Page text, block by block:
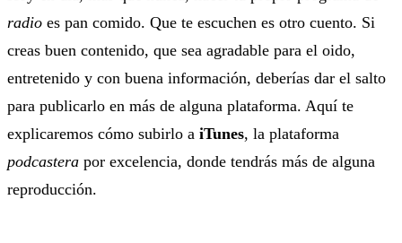
radio es pan comido. Que te escuchen es otro cuento. Si
creas buen contenido, que sea agradable para el oido,
entretenido y con buena información, deberías dar el salto
para publicarlo en más de alguna plataforma. Aquí te
explicaremos cómo subirlo a iTunes, la plataforma
podcastera por excelencia, donde tendrás más de alguna
reproducción.